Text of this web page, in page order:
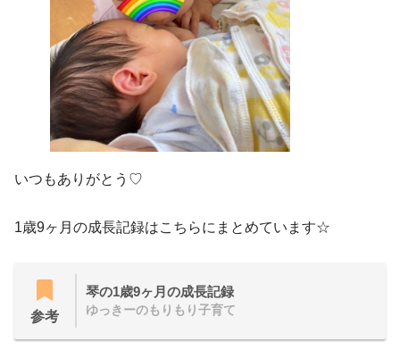
いつもありがとう♡
1歳9ヶ月の成長記録はこちらにまとめています☆
参考
琴の1歳9ヶ月の成長記録
ゆっきーのもりもり子育て